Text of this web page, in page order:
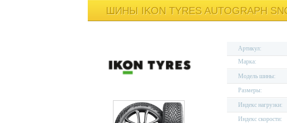
ШИНЫ IKON TYRES AUTOGRAPH
Артикул:
Марка:
Модель шины:
Размеры:
Индекс нагрузки:
Индекс скорости: